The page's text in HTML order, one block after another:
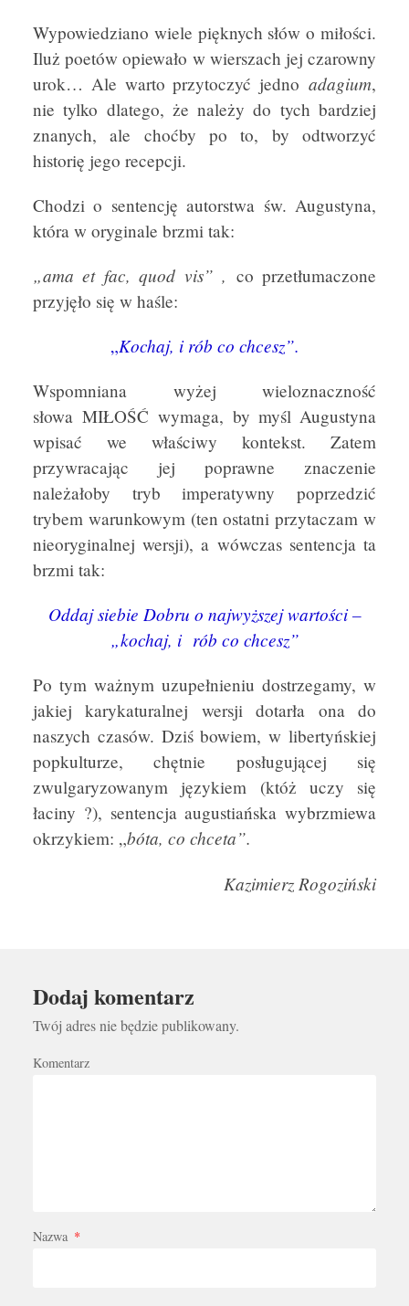
Wypowiedziano wiele pięknych słów o miłości.
Iluż poetów opiewało w wierszach jej czarowny
urok… Ale warto przytoczyć jednoadagium,
nie tylko dlatego, że należy do tych bardziej
znanych, ale choćby po to, by odtworzyć
historię jego recepcji.
Chodzi o sentencję autorstwa św. Augustyna,
która w oryginale brzmi tak:
„ama et fac, quod vis” , co przetłumaczone
przyjęło się w haśle:
„Kochaj, i rób co chcesz”.
Wspomniana wyżej wieloznaczność
słowa MIŁOŚĆ wymaga, by myśl Augustyna
wpisać we właściwy kontekst. Zatem
przywracając jej poprawne znaczenie
należałoby tryb imperatywny poprzedzić
trybem warunkowym (ten ostatni przytaczam w
nieoryginalnej wersji), a wówczas sentencja ta
brzmi tak:
Oddaj siebie Dobru o najwyższej wartości –
„kochaj, i rób co chcesz”
Po tym ważnym uzupełnieniu dostrzegamy, w
jakiej karykaturalnej wersji dotarła ona do
naszych czasów. Dziś bowiem, w libertyńskiej
popkulturze, chętnie posługującej się
zwulgaryzowanym językiem (któż uczy się
łaciny ?), sentencja augustiańska wybrzmiewa
okrzykiem: „bóta, co chceta”.
Kazimierz Rogoziński
Dodaj komentarz
Twój adres nie będzie publikowany.
Komentarz
Nazwa *